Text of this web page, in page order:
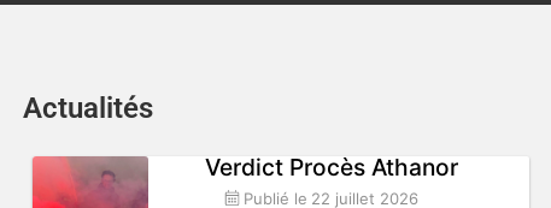
Actualités
Verdict Procès Athanor
Publié le 22 juillet 2026